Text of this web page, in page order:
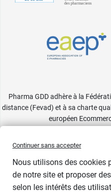
Pharma GDD adhère à la
distance (Fevad) et à sa charte
européen
Continuer sans accepter
Nous utilisons des cookies
de notre site et proposer
selon les intérêts des